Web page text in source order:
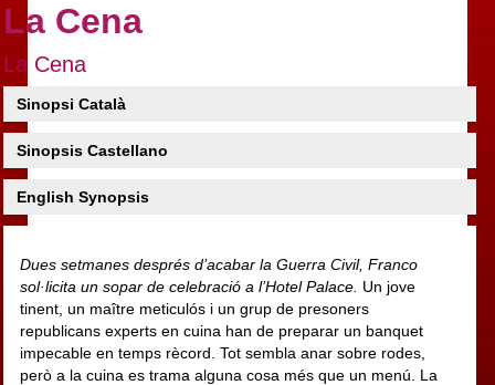
La Cena
La Cena
Sinopsi Català
Sinopsis Castellano
English Synopsis
Dues setmanes després d’acabar la Guerra Civil, Franco
sol·licita un sopar de celebració a l’Hotel Palace. Un jove
tinent, un maître meticulós i un grup de presoners
republicans experts en cuina han de preparar un banquet
impecable en temps rècord. Tot sembla anar sobre rodes,
però a la cuina es trama alguna cosa més que un menú. La